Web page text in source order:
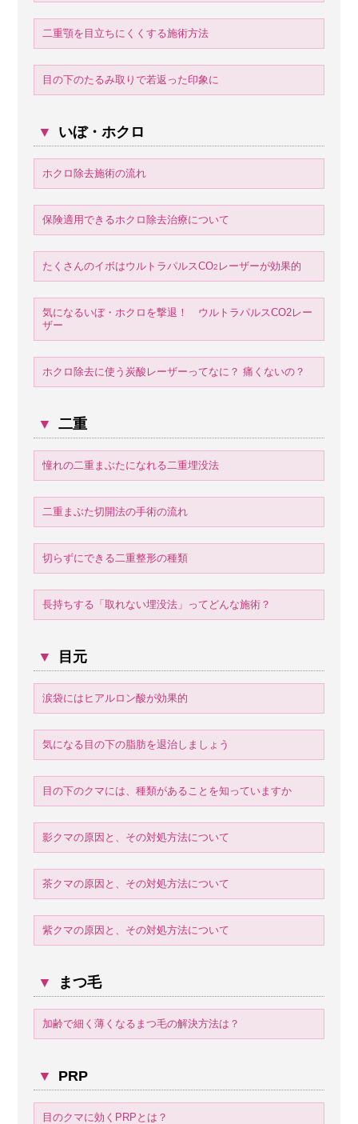
二重顎を目立ちにくくする施術方法
目の下のたるみ取りで若返った印象に
▼ いぼ・ホクロ
ホクロ除去施術の流れ
保険適用できるホクロ除去治療について
たくさんのイボはウルトラパルスCO2 レーザーが効果的
気になるいぼ・ホクロを撃退！ ウルトラパルスCO2レー
ザー
ホクロ除去に使う炭酸レーザーってなに？ 痛くないの？
▼ 二重
憧れの二重まぶたになれる二重埋没法
二重まぶた切開法の手術の流れ
切らずにできる二重整形の種類
長持ちする「取れない埋没法」ってどんな施術？
▼ 目元
涙袋にはヒアルロン酸が効果的
気になる目の下の脂肪を退治しましょう
目の下のクマには、種類があることを知っていますか
影クマの原因と、その対処方法について
茶クマの原因と、その対処方法について
紫クマの原因と、その対処方法について
▼ まつ毛
加齢で細く薄くなるまつ毛の解決方法は？
▼ PRP
目のクマに効くPRPとは？